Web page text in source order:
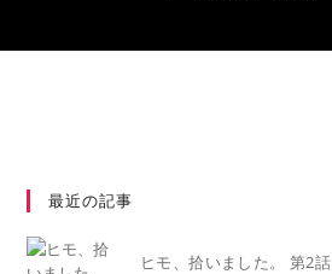
プ
最近の記事
ヒモ、拾いました。 第2話